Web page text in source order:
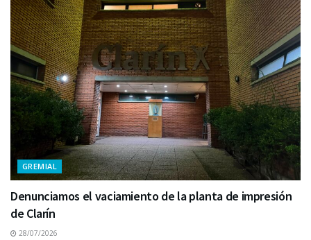
GREMIAL
Denunciamos el vaciamiento de la planta de impresión
de Clarín
28/07/2026